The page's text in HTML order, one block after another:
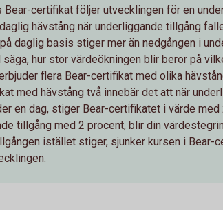
Bear-certifikat följer utvecklingen för en
hävstång när underliggande tillgång
daglig basis stiger mer än nedgången i
hur stor värdeökningen blir beror på
flera Bear-certifikat med olika
med hävstång två innebär det att när
en dag, stiger Bear-certifikatet i värde
tillgång med 2 procent, blir din
istället stiger, sjunker kursen i Bear-